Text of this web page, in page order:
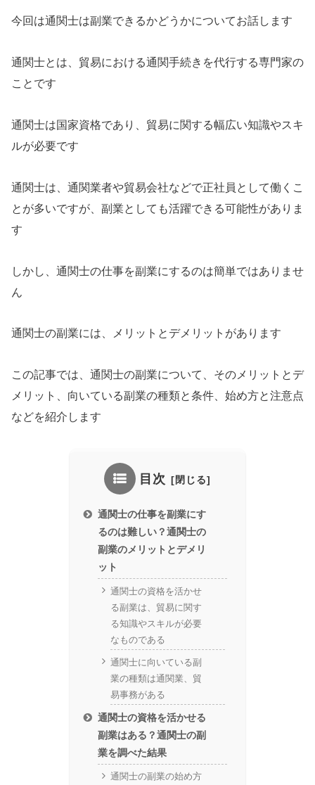
今回は通関士は副業できるかどうかについてお話します
通関士とは、貿易における通関手続きを代行する専門家の
ことです
通関士は国家資格であり、貿易に関する幅広い知識やスキ
ルが必要です
通関士は、通関業者や貿易会社などで正社員として働くこ
とが多いですが、副業としても活躍できる可能性がありま
す
しかし、通関士の仕事を副業にするのは簡単ではありませ
ん
通関士の副業には、メリットとデメリットがあります
この記事では、通関士の副業について、そのメリットとデ
メリット、向いている副業の種類と条件、始め方と注意点
などを紹介します
目次
通関士の仕事を副業にす
るのは難しい？通関士の
副業のメリットとデメリ
ット
通関士の資格を活かせ
る副業は、貿易に関す
る知識やスキルが必要
なものである
通関士に向いている副
業の種類は通関業、貿
易事務がある
通関士の資格を活かせる
副業はある？通関士の副
業を調べた結果
通関士の副業の始め方